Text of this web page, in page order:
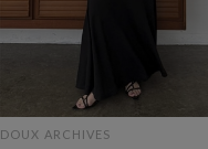
DOUX ARCHIVES